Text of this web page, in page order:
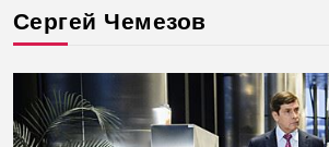
Сергей Чемезов